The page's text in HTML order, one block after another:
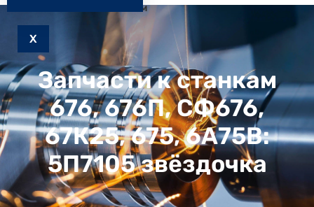
Запчасти к станкам
X
Запчасти к станкам
676, 676П, СФ676,
67К25, 675, 6А75В:
5П7105 звёздочка